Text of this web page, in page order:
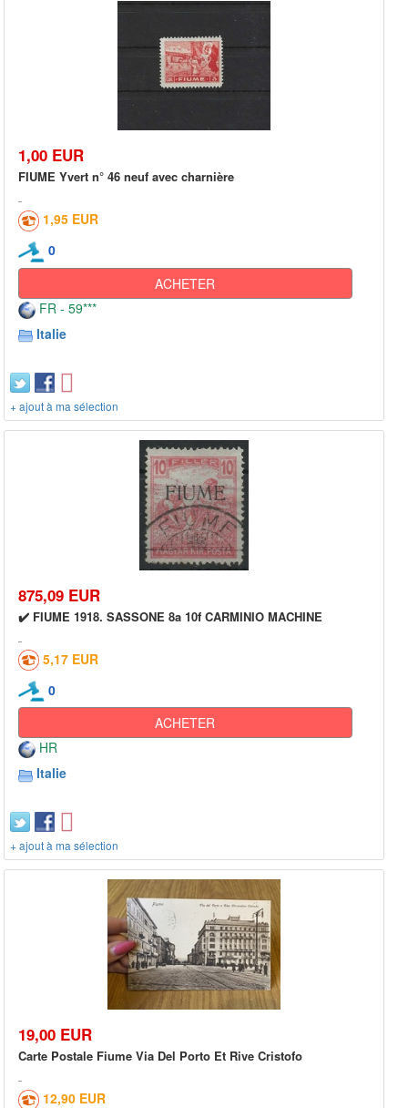
1,00 EUR
FIUME Yvert n° 46 neuf avec charnière
1,95 EUR
0
ACHETER
FR - 59***
Italie
+ ajout à ma sélection
875,09 EUR
✔️ FIUME 1918. SASSONE 8a 10f CARMINIO MACHINE
5,17 EUR
0
ACHETER
HR
Italie
+ ajout à ma sélection
19,00 EUR
Carte Postale Fiume Via Del Porto Et Rive Cristofo
12,90 EUR